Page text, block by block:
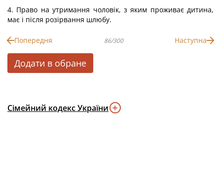
4. Право на утримання чоловік, з яким проживає дитина,
має і після розірвання шлюбу.
Попередня 86/300 Наступна
Додати в обране
Сімейний кодекс України